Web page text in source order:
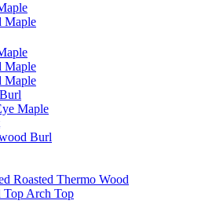
Maple
Maple
Maple
Maple
Burl
Roasted Thermo Wood
Top Arch Top